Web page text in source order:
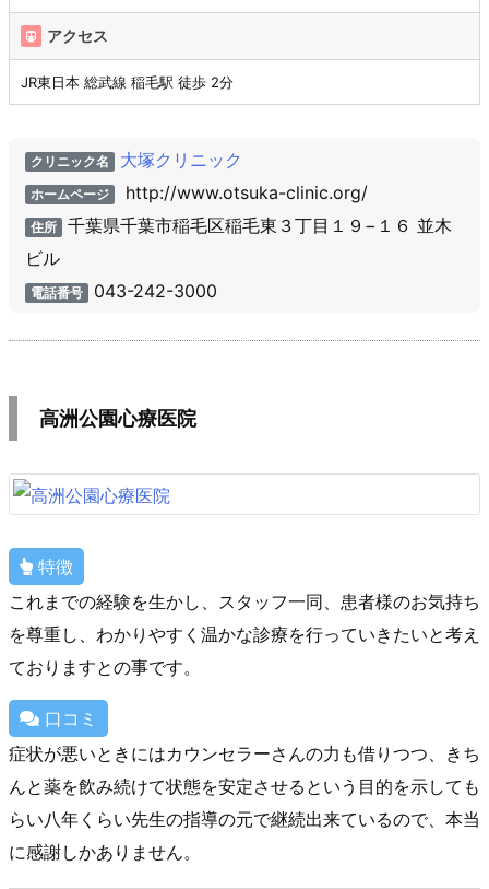
アクセス
JR東日本 総武線 稲毛駅 徒歩 2分
クリニック名 大塚クリニック
ホームページ http://www.otsuka-clinic.org/
住所 千葉県千葉市稲毛区稲毛東３丁目１９−１６ 並木
ビル
電話番号 043-242-3000
高洲公園心療医院
特徴
これまでの経験を生かし、スタッフ一同、患者様のお気持ち
を尊重し、わかりやすく温かな診療を行っていきたいと考え
ておりますとの事です。
口コミ
症状が悪いときにはカウンセラーさんの力も借りつつ、きち
んと薬を飲み続けて状態を安定させるという目的を示しても
らい八年くらい先生の指導の元で継続出来ているので、本当
に感謝しかありません。